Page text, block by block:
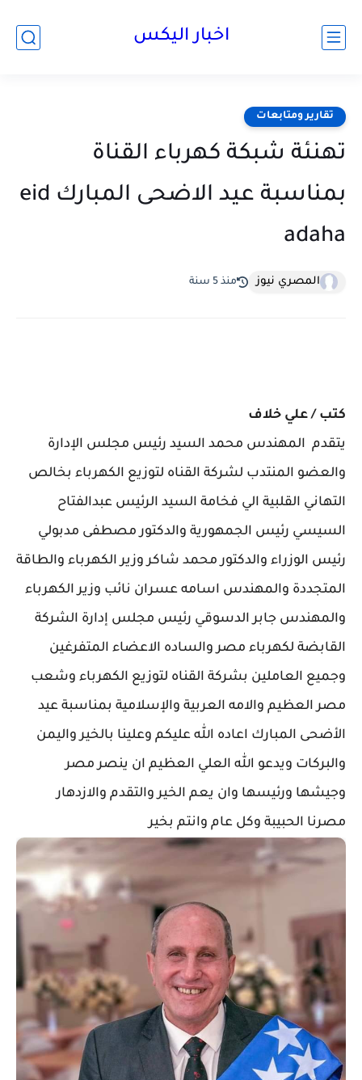
اخبار اليكس
تقارير ومتابعات
تهنئة شبكة كهرباء القناة
بمناسبة عيد الاضحى المبارك ‏eid
‎adaha
المصري نيوز منذ 5 سنة
كتب / علي خلاف
يتقدم المهندس محمد السيد رئيس مجلس الإدارة
والعضو المنتدب لشركة القناه لتوزيع الكهرباء بخالص
التهاني القلبية الي فخامة السيد الرئيس عبدالفتاح
السيسي رئيس الجمهورية والدكتور مصطفى مدبولي
رئيس الوزراء والدكتور محمد شاكر وزير الكهرباء والطاقة
المتجددة والمهندس اسامه عسران نائب وزير الكهرباء
والمهندس جابر الدسوقي رئيس مجلس إدارة الشركة
القابضة لكهرباء مصر والساده الاعضاء المتفرغين
وجميع العاملين بشركة القناه لتوزيع الكهرباء وشعب
مصر العظيم والامه العربية والإسلامية بمناسبة عيد
الأضحى المبارك اعاده الله عليكم وعلينا بالخير واليمن
والبركات ويدعو الله العلي العظيم ان ينصر مصر
وجيشها ورئيسها وان يعم الخير والتقدم والازدهار
مصرنا الحبيبة وكل عام وانتم بخير